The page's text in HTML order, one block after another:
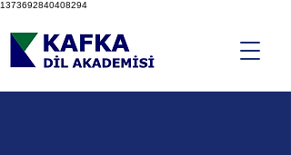
1373692840408294